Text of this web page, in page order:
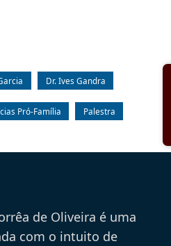
Dr. Ives Gandra
Pró-Família Palestra
de Oliveira é uma
com o intuito de